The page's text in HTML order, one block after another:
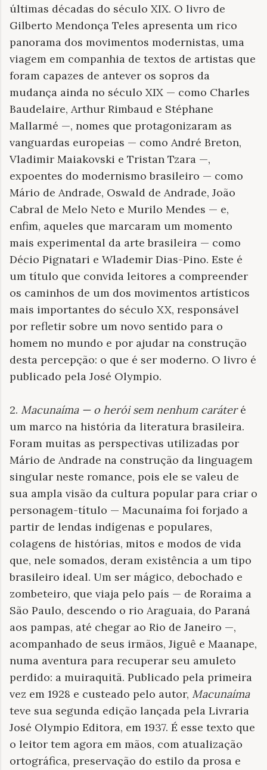
últimas décadas do século XIX. O livro de
Gilberto Mendonça Teles apresenta um rico
panorama dos movimentos modernistas, uma
viagem em companhia de textos de artistas que
foram capazes de antever os sopros da
mudança ainda no século XIX — como Charles
Baudelaire, Arthur Rimbaud e Stéphane
Mallarmé —, nomes que protagonizaram as
vanguardas europeias — como André Breton,
Vladimir Maiakovski e Tristan Tzara —,
expoentes do modernismo brasileiro — como
Mário de Andrade, Oswald de Andrade, João
Cabral de Melo Neto e Murilo Mendes — e,
enfim, aqueles que marcaram um momento
mais experimental da arte brasileira — como
Décio Pignatari e Wlademir Dias-Pino. Este é
um título que convida leitores a compreender
os caminhos de um dos movimentos artísticos
mais importantes do século XX, responsável
por refletir sobre um novo sentido para o
homem no mundo e por ajudar na construção
desta percepção: o que é ser moderno. O livro é
publicado pela José Olympio.
2. Macunaíma — o herói sem nenhum caráteré
um marco na história da literatura brasileira.
Foram muitas as perspectivas utilizadas por
Mário de Andrade na construção da linguagem
singular neste romance, pois ele se valeu de
sua ampla visão da cultura popular para criar o
personagem-título — Macunaíma foi forjado a
partir de lendas indígenas e populares,
colagens de histórias, mitos e modos de vida
que, nele somados, deram existência a um tipo
brasileiro ideal. Um ser mágico, debochado e
zombeteiro, que viaja pelo país — de Roraima a
São Paulo, descendo o rio Araguaia, do Paraná
aos pampas, até chegar ao Rio de Janeiro —,
acompanhado de seus irmãos, Jiguê e Maanape,
numa aventura para recuperar seu amuleto
perdido: a muiraquitã. Publicado pela primeira
vez em 1928 e custeado pelo autor, Macunaíma
teve sua segunda edição lançada pela Livraria
José Olympio Editora, em 1937. É esse texto que
o leitor tem agora em mãos, com atualização
ortográfica, preservação do estilo da prosa e